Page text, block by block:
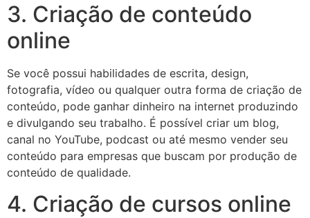
3. Criação de conteúdo
online
Se você possui habilidades de escrita, design,
fotografia, vídeo ou qualquer outra forma de criação de
conteúdo, pode ganhar dinheiro na internet produzindo
e divulgando seu trabalho. É possível criar um blog,
canal no YouTube, podcast ou até mesmo vender seu
conteúdo para empresas que buscam por produção de
conteúdo de qualidade.
4. Criação de cursos online